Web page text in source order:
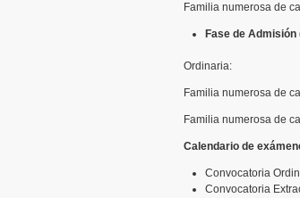
Familia numerosa de
Fase de
Familia numerosa
Familia numerosa de
Calendario de
Convocatoria
Convocatoria